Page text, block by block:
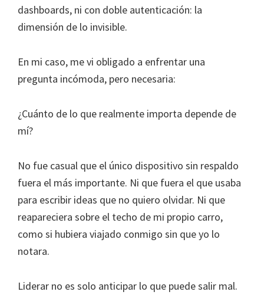
dashboards, ni con doble autenticación: la
dimensión de lo invisible.
En mi caso, me vi obligado a enfrentar una
pregunta incómoda, pero necesaria:
¿Cuánto de lo que realmente importa depende de
mí?
No fue casual que el único dispositivo sin respaldo
fuera el más importante. Ni que fuera el que usaba
para escribir ideas que no quiero olvidar. Ni que
reapareciera sobre el techo de mi propio carro,
como si hubiera viajado conmigo sin que yo lo
notara.
Liderar no es solo anticipar lo que puede salir mal.